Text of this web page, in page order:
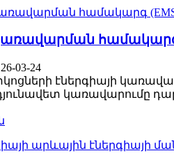
համակարգ
03-24
էներգիայի
կառավարումը